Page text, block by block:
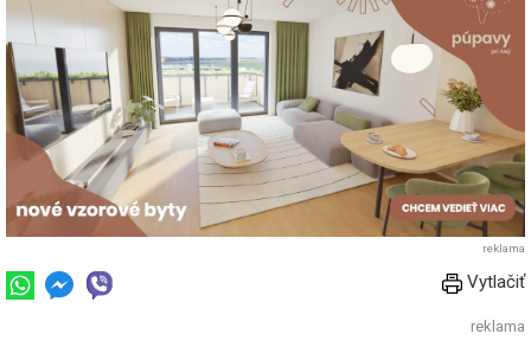
reklama
Vytlačiť
reklama